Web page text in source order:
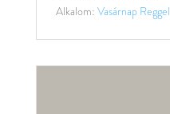
Alkalom: Vasárnap Reggel